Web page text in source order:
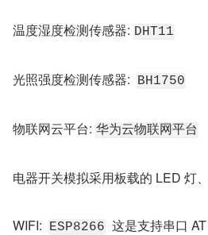
温度湿度检测传感器: DHT11
光照强度检测传感器: BH1750
物联网云平台: 华为云物联网平台
电器开关模拟采用板载的 LED 灯、
WIFI: ESP8266
这是支持串口